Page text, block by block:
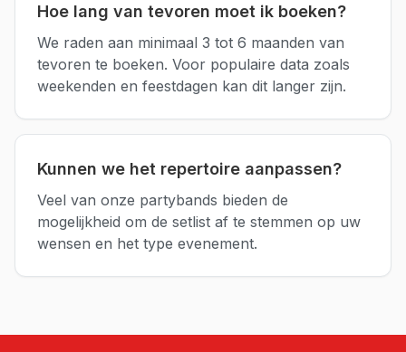
Hoe lang van tevoren moet ik boeken?
We raden aan minimaal 3 tot 6 maanden van
tevoren te boeken. Voor populaire data zoals
weekenden en feestdagen kan dit langer zijn.
Kunnen we het repertoire aanpassen?
Veel van onze partybands bieden de
mogelijkheid om de setlist af te stemmen op uw
wensen en het type evenement.